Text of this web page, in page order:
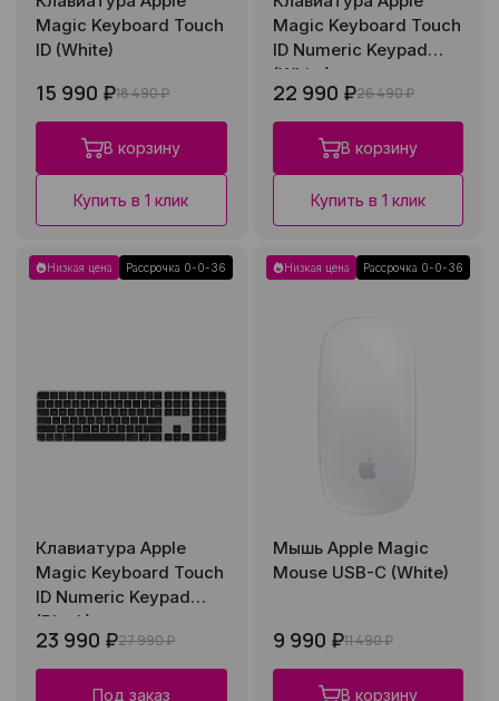
Magic Keyboard Touch
ID (White)
15 990 ₽18 490 ₽
В корзину
Купить в 1 клик
Magic Keyboard Touch
ID Numeric Keypad
(White)
22 990 ₽26 490 ₽
В корзину
Купить в 1 клик
Низкая цена Рассрочка 0-0-36
Клавиатура Apple
Magic Keyboard Touch
ID Numeric Keypad
(Black)
23 990 ₽27 990 ₽
Под заказ
Низкая цена Рассрочка 0-0-36
Мышь Apple Magic
Mouse USB-C (White)
9 990 ₽11 490 ₽
В корзину